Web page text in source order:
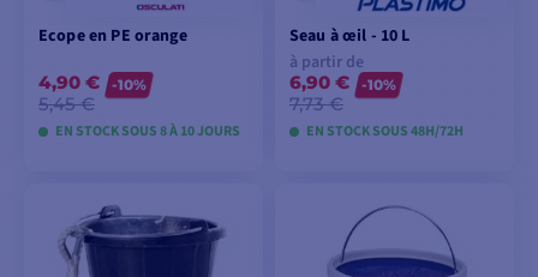
Ecope en PE orange
4,90 €
5,45 €
-10%
EN STOCK SOUS 8 À 10 JOURS
VOIR LES MODÈLES
Seau à œil - 10 L
à partir de
6,90 €
7,73 €
-10%
EN STOCK SOUS 48H/72H
VOIR LES MODÈLES